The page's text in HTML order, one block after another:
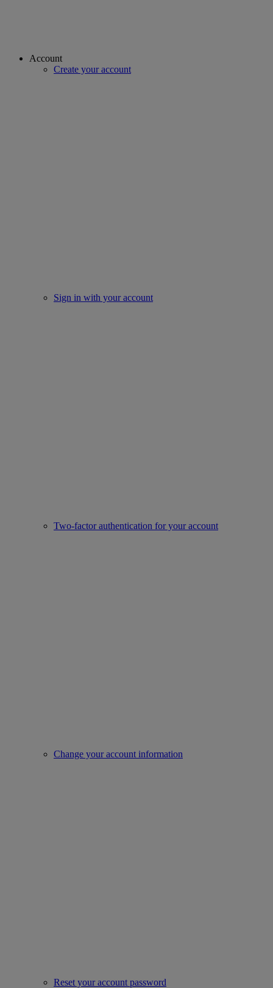
Account
Create your account
Sign in with your account
Two-factor authentication for your account
Change your account information
Reset your account password